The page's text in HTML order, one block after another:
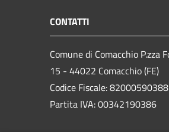
CONTATTI
Comune di Comacchio P.zza
15 - 44022 Comacchio (FE)
Codice Fiscale: 82000590388
Partita IVA: 00342190386